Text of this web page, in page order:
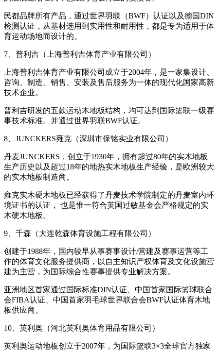
民都品牌所有产品，通过世界羽联（BWF）认证以及德国DIN
检测认证，从基材选用到实用性和耐用性，都是专为适用于体
育运动场地而设计的。
7、普利吉（上海普利吉体育产业有限公司）
上海普利吉体育产业有限公司成立于2004年，是一家集设计、
咨询、制造、销售、安装及售后服务为一体的现代化国家高新
技术企业。
普利吉研发的五款运动木地板结构，均可达到国际篮联一级赛
事技术标准。并通过世界羽联BWF认证。
8、JUNCKERS雍克（深圳市保铭实业有限公司）
丹麦JUNCKERS，创立于1930年，拥有超过80年的实木地板
生产历史以及超过18年的地热实木地板生产经验，是欧洲较大
的实木地板制造商。
雍克实木硬木地板已经获得了丹麦技术学院制定的丹麦室内环
境证书的认证， 也是惟一符合英国过敏基金会严格规定的实
木硬木地板。
9、千森（大连乾森体育设施工程有限公司）
创建于1988年，国内较早从事赛事设计/营建及赛事运营等工
作的体育文化服务提供商，以自主知识产权体育及文化设施营
建为主营，为国际综合性赛事提供专业解决方案。
亚洲地区首家通过国际标准DIN认证、中国首家国际篮球联合
会FIBA认证、中国首家羽毛球世界联合会BWF认证体育木地
板供应商。
10、英利奥（河北英利奥体育用品有限公司）
英利奥运动地板创立于2007年，为国际篮联3×3全球官方独家